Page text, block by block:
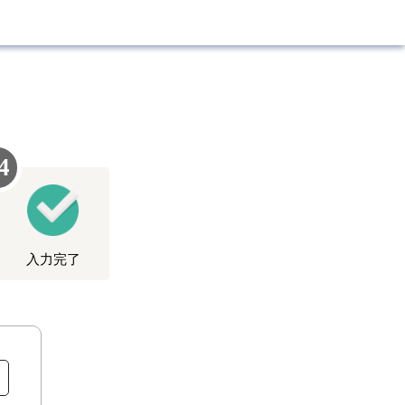
⼊⼒完了